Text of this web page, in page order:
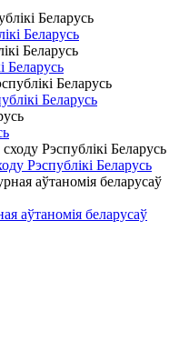
Беларусь
Беларусь
Беларусь
Рэспублікі Беларусь
аўтаномія беларусаў